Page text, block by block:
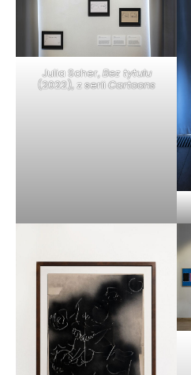
Julia Scher,Bez tytułu
(2022), z seriiCartoons